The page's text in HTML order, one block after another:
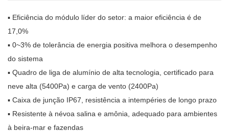
▪ Eficiência do módulo líder do setor: a maior eficiência é de
17,0%
▪ 0~3% de tolerância de energia positiva melhora o desempenho
do sistema
▪ Quadro de liga de alumínio de alta tecnologia, certificado para
neve alta (5400Pa) e carga de vento (2400Pa)
▪ Caixa de junção IP67, resistência a intempéries de longo prazo
▪ Resistente à névoa salina e amônia, adequado para ambientes
à beira-mar e fazendas